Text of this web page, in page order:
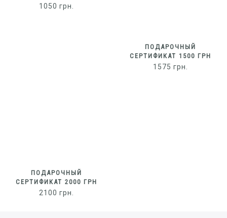
1050 грн.
ПОДАРОЧНЫЙ
СЕРТИФИКАТ 1500 ГРН
1575 грн.
ПОДАРОЧНЫЙ
СЕРТИФИКАТ 2000 ГРН
2100 грн.